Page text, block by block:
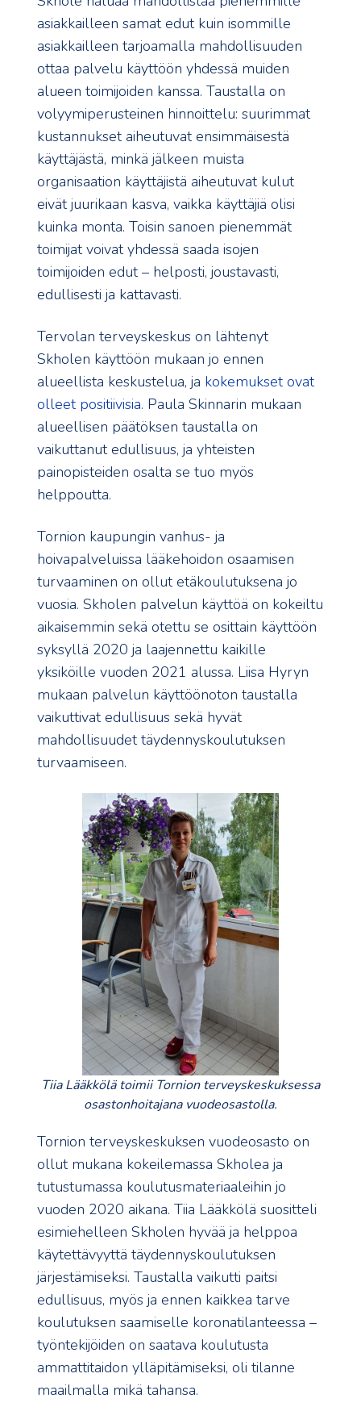
asiakkailleen samat edut kuin isommille
asiakkailleen tarjoamalla mahdollisuuden
ottaa palvelu käyttöön yhdessä muiden
alueen toimijoiden kanssa. Taustalla on
volyymiperusteinen hinnoittelu: suurimmat
kustannukset aiheutuvat ensimmäisestä
käyttäjästä, minkä jälkeen muista
organisaation käyttäjistä aiheutuvat kulut
eivät juurikaan kasva, vaikka käyttäjiä olisi
kuinka monta. Toisin sanoen pienemmät
toimijat voivat yhdessä saada isojen
toimijoiden edut – helposti, joustavasti,
edullisesti ja kattavasti.
Tervolan terveyskeskus on lähtenyt
Skholen käyttöön mukaan jo ennen
alueellista keskustelua, ja kokemukset ovat
olleet positiivisia. Paula Skinnarin mukaan
alueellisen päätöksen taustalla on
vaikuttanut edullisuus, ja yhteisten
painopisteiden osalta se tuo myös
helppoutta.
Tornion kaupungin vanhus- ja
hoivapalveluissa lääkehoidon osaamisen
turvaaminen on ollut etäkoulutuksena jo
vuosia. Skholen palvelun käyttöä on kokeiltu
aikaisemmin sekä otettu se osittain käyttöön
syksyllä 2020 ja laajennettu kaikille
yksiköille vuoden 2021 alussa. Liisa Hyryn
mukaan palvelun käyttöönoton taustalla
vaikuttivat edullisuus sekä hyvät
mahdollisuudet täydennyskoulutuksen
turvaamiseen.
Tiia Lääkkölä toimii Tornion terveyskeskuksessa
osastonhoitajana vuodeosastolla.
Tornion terveyskeskuksen vuodeosasto on
ollut mukana kokeilemassa Skholea ja
tutustumassa koulutusmateriaaleihin jo
vuoden 2020 aikana. Tiia Lääkkölä suositteli
esimiehelleen Skholen hyvää ja helppoa
käytettävyyttä täydennyskoulutuksen
järjestämiseksi. Taustalla vaikutti paitsi
edullisuus, myös ja ennen kaikkea tarve
koulutuksen saamiselle koronatilanteessa –
työntekijöiden on saatava koulutusta
ammattitaidon ylläpitämiseksi, oli tilanne
maailmalla mikä tahansa.